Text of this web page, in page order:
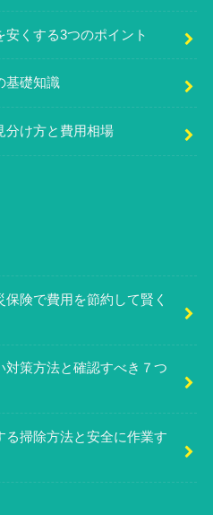
くする3つのポイント
基礎知識
分け方と費用相場
険で費用を節約して賢く
策方法と確認すべき７つ
掃除方法と安全に作業す